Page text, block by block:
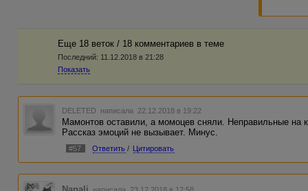
давно
меня "в
Еще 18 веток / 18 комментариев в темe
Последний: 11.12.2018 в 21:28
Показать
DELETED написала 22.12.2018 в 19:22
Мамонтов оставили, а момоцев сняли. Неправильные на
Рассказ эмоций не вызывает. Минус.
#57 Ответить / Цитировать